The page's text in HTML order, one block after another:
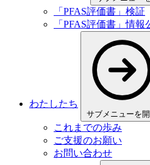
「PFAS評価書」検証
「PFAS評価書」情
わたしたち
サブメニューを
これまでの歩み
ご⽀援のお願い
お問い合わせ